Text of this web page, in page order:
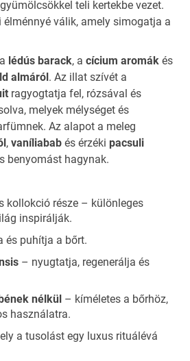
teli kertekbe vezet.
válik, amely simogatja a
lédús barack, a cícium aromák és
almáról. Az illat szívét a
ragyogtatja fel, rózsával és
melyek mélységet és
Az alapot a meleg
, vaníliabab és érzéki pacsuli
benyomást hagynak.
kollokció része – különleges
inspirálják.
és puhítja a bőrt.
– nyugtatja, regenerálja és
nélkül – kíméletes a bőrhöz,
használatra.
a tusolást egy luxus rituálévá